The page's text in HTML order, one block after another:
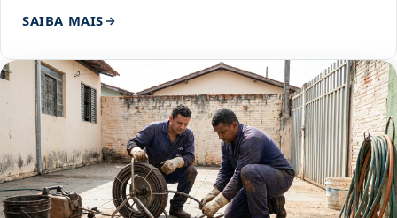
SAIBA MAIS